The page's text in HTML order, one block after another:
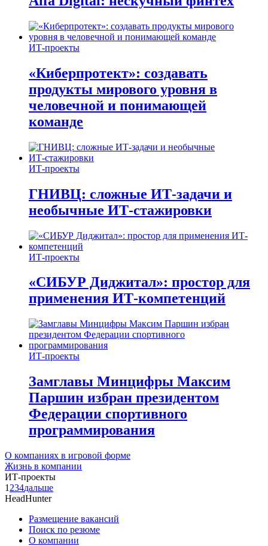
ИТ-проекты
«Киберпротект»: создавать
продукты мирового уровня в
человечной и понимающей
команде
ИТ-проекты
ГНИВЦ: сложные ИТ‑задачи и
необычные ИТ‑стажировки
ИТ-проекты
«СИБУР Диджитал»: простор для
применения ИТ-компетенций
ИТ-проекты
Замглавы Минцифры Максим
Паршин избран президентом
Федерации спортивного
программирования
О компаниях в игровой форме
Жизнь в компании
ИТ-проекты
1 234дальше
HeadHunter
Размещение вакансий
Поиск по резюме
О компании